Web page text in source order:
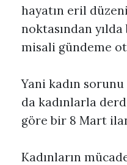
hayatın eril
noktasından
misali gündeme
Yani kadın
da kadınlarla
göre bir 8 Mart
Kadınların